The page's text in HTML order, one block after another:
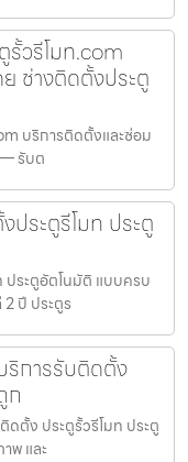
รั้วรีโมท.com
ช่างติดตั้งประตู
บริการติดตั้งและซ่อม
— รับต
ประตูรีโมท ประตู
ประตูอัตโนมัติ แบบครบ
ปี ประตูร
ริการรับติดตั้ง
ก
ดตั้ง ประตูรั้วรีโมท ประตู
พ และ